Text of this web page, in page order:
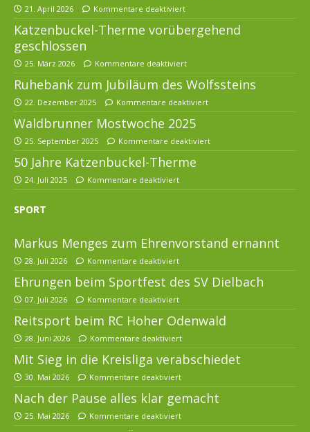
21. April 2026 Kommentare deaktiviert
Katzenbuckel-Therme vorübergehend
geschlossen
25. März 2026 Kommentare deaktiviert
Ruhebank zum Jubiläum des Wolfssteins
22. Dezember 2025 Kommentare deaktiviert
Waldbrunner Mostwoche 2025
25. September 2025 Kommentare deaktiviert
50 Jahre Katzenbuckel-Therme
24. Juli 2025 Kommentare deaktiviert
SPORT
Markus Menges zum Ehrenvorstand ernannt
28. Juli 2026 Kommentare deaktiviert
Ehrungen beim Sportfest des SV Dielbach
07. Juli 2026 Kommentare deaktiviert
Reitsport beim RC Hoher Odenwald
28. Juni 2026 Kommentare deaktiviert
Mit Sieg in die Kreisliga verabschiedet
30. Mai 2026 Kommentare deaktiviert
Nach der Pause alles klar gemacht
25. Mai 2026 Kommentare deaktiviert